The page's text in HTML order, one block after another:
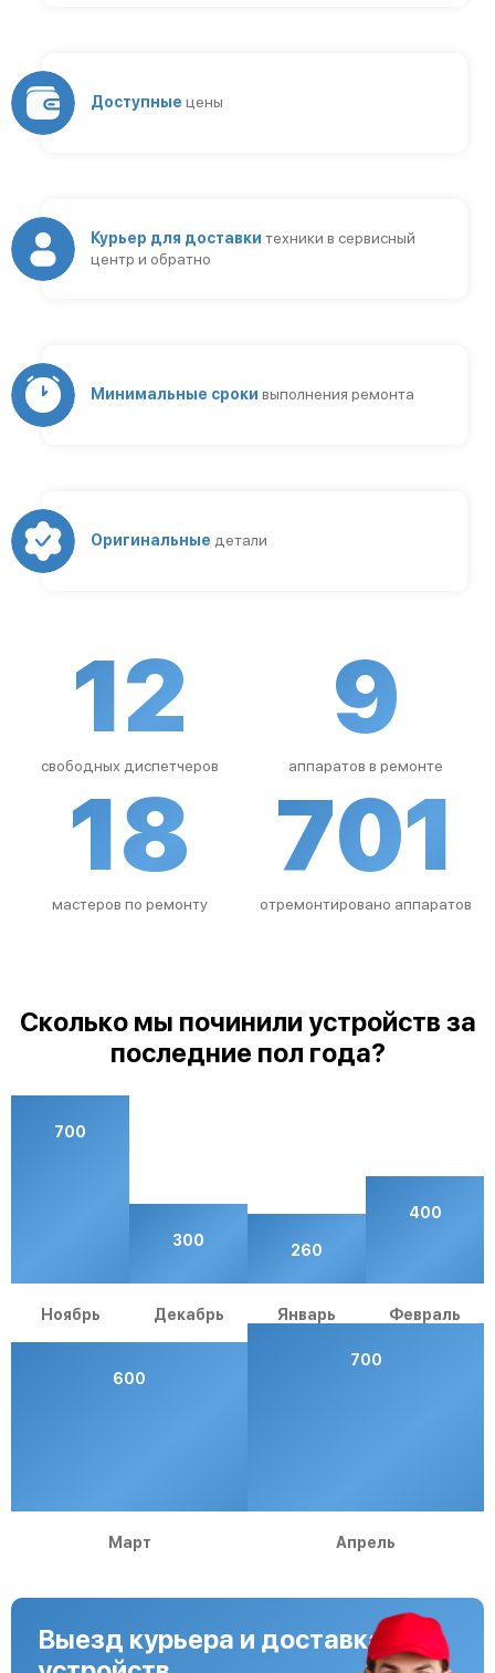
Доступные цены
Курьер для доставки техники в сервисный
центр и обратно
Минимальные сроки выполнения ремонта
Оригинальные детали
12
свободных диспетчеров
9
аппаратов в ремонте
18
мастеров по ремонту
701
отремонтировано аппаратов
Сколько мы починили устройств за
последние пол года?
700
Ноябрь
300
Декабрь
260
Январь
400
Февраль
600
Март
700
Апрель
Выезд курьера и доставка